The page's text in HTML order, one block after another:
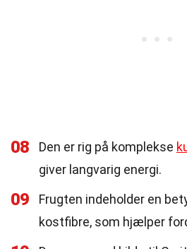
08 Den er rig på komplekse
giver langvarig energi.
09 Frugten indeholder en
kostfibre, som hjælper